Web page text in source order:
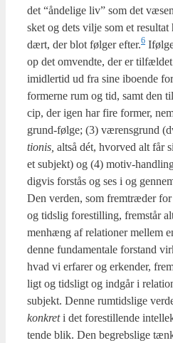
det “ånde­li­ge liv” som det
sket og dets vil­je som et
dært, der blot føl­ger efter.6
op det omvend­te, der er
imid­ler­tid ud fra sine ibo­en­de
for­mer­ne rum og tid, samt den
cip, der igen har fire for­mer,
grund-føl­ge; (3) værens­grund
tio­nis, alt­så dét, hvor­ved alt får
et sub­jekt) og (4) motiv-
dig­vis for­stås og ses i og
Den ver­den, som frem­træ­der
og tids­lig fore­stil­ling, frem­står
men­hæng af rela­tio­ner mel­lem
den­ne fun­da­men­tale for­stand
hvad vi erfa­rer og erken­der,
ligt og tids­ligt og ind­går i
sub­jekt. Den­ne rum­tids­li­ge
kon­kreti det fore­stil­len­de
ten­de blik. Den begrebs­li­ge